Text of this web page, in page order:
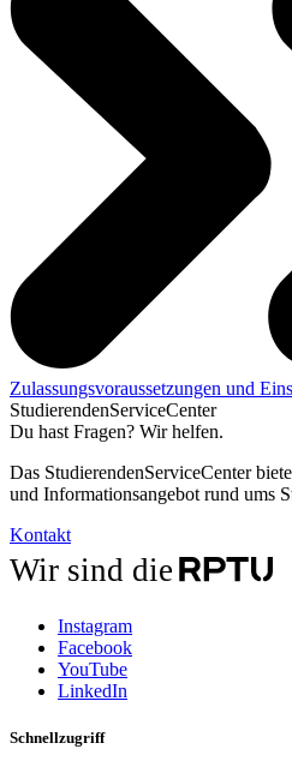
Zulassungsvoraussetzungen und
StudierendenServiceCenter
Du hast Fragen? Wir helfen.
Das StudierendenServiceCenter
und Informationsangebot rund ums
Kontakt
Wir sind die
Instagram
Facebook
YouTube
LinkedIn
Schnellzugriff